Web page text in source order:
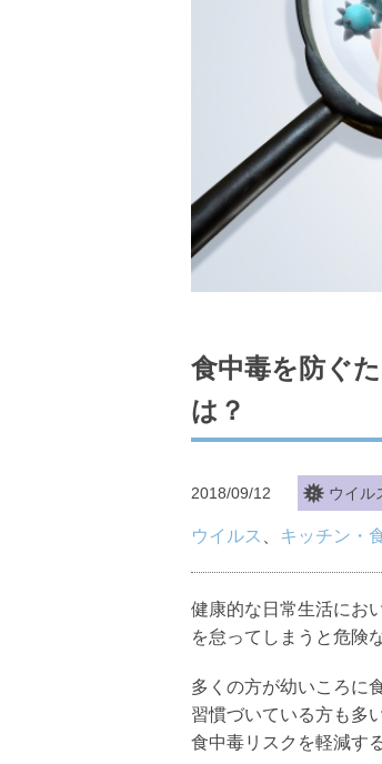
食中毒を防ぐ
は？
2018/09/12 ウイル
ウイルス キッチン・
健康的な日常生活にお
を怠ってしまうと危険
多くの方が幼いころに
習慣づいている方も多
食中毒リスクを軽減す